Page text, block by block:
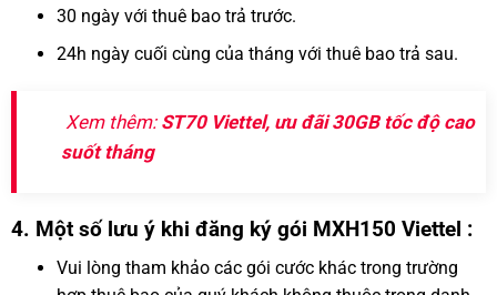
30 ngày với thuê bao trả trước.
24h ngày cuối cùng của tháng với thuê bao trả sau.
Xem thêm:ST70 Viettel, ưu đãi 30GB tốc độ cao
suốt tháng
4. Một số lưu ý khi đăng ký gói MXH150 Viettel :
Vui lòng tham khảo các gói cước khác trong trường